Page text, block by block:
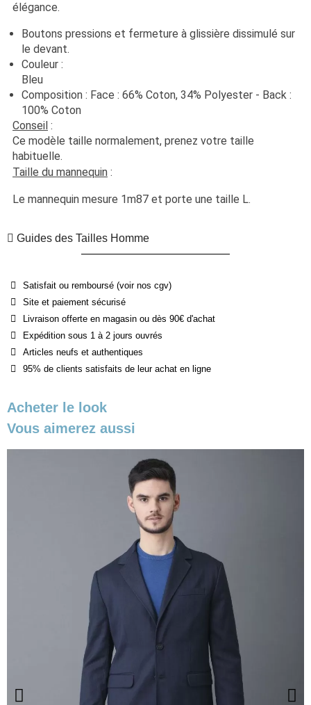
élégance.
Boutons pressions et fermeture à glissière dissimulé sur
le devant.
Couleur :
Composition : Face : 66% Coton, 34% Polyester - Back :
100% Coton
Conseil :
Ce modèle taille normalement, prenez votre taille
habituelle.
Taille du mannequin :
Le mannequin mesure 1m87 et porte une taille L.
Guides des Tailles Homme
Satisfait ou remboursé (voir nos cgv)
Site et paiement sécurisé
Livraison offerte en magasin ou dès 90€ d'achat
Expédition sous 1 à 2 jours ouvrés
Articles neufs et authentiques
95% de clients satisfaits de leur achat en ligne
Acheter le look
Vous aimerez aussi